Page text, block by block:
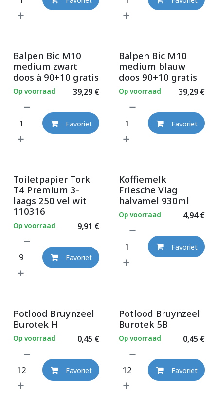
Balpen Bic M10
medium zwart
doos à 90+10 gratis
39,29€
Op voorraad
Favoriet
Balpen Bic M10
medium blauw
doos 90+10 gratis
39,29€
Op voorraad
Favoriet
Toiletpapier Tork
T4 Premium 3-
laags 250 vel wit
110316
9,91 €
Op voorraad
Favoriet
Koffiemelk
Friesche Vlag
halvamel 930ml
4,94€
Op voorraad
Favoriet
Potlood Bruynzeel
Burotek H
0,45 €
Op voorraad
Favoriet
Potlood Bruynzeel
Burotek 5B
0,45 €
Op voorraad
Favoriet